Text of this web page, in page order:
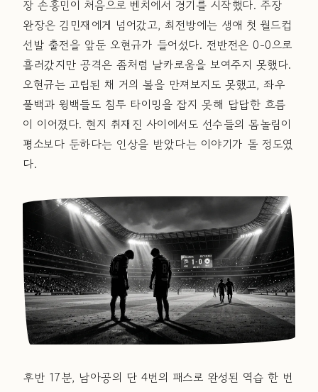
장 손흥민이 처음으로 벤치에서 경기를 시작했다. 주장
완장은 김민재에게 넘어갔고, 최전방에는 생애 첫 월드컵
선발 출전을 앞둔 오현규가 들어섰다. 전반전은 0-0으로
흘러갔지만 공격은 좀처럼 날카로움을 보여주지 못했다.
오현규는 고립된 채 거의 볼을 만져보지도 못했고, 좌우
풀백과 윙백들도 침투 타이밍을 잡지 못해 답답한 흐름
이 이어졌다. 현지 취재진 사이에서도 선수들의 몸놀림이
평소보다 둔하다는 인상을 받았다는 이야기가 돌 정도였
다.
후반 17분, 남아공의 단 4번의 패스로 완성된 역습 한 번